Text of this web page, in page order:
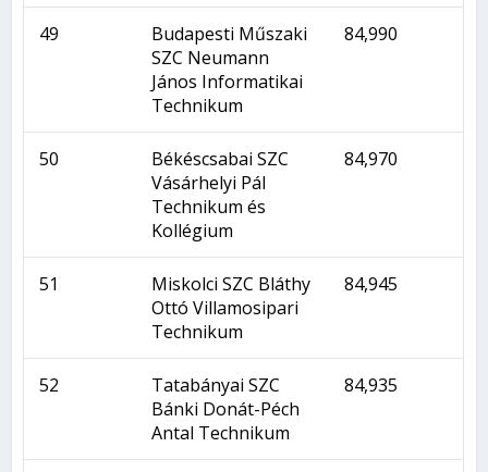
49
Budapesti Műszaki
SZC Neumann
János Informatikai
Technikum
84,990
50
Békéscsabai SZC
Vásárhelyi Pál
Technikum és
Kollégium
84,970
51
Miskolci SZC Bláthy
Ottó Villamosipari
Technikum
84,945
52
Tatabányai SZC
Bánki Donát-Péch
Antal Technikum
84,935